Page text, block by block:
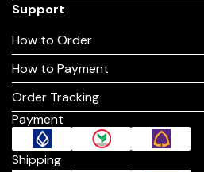
Support
How to Order
How to Payment
Order Tracking
Payment
Shipping